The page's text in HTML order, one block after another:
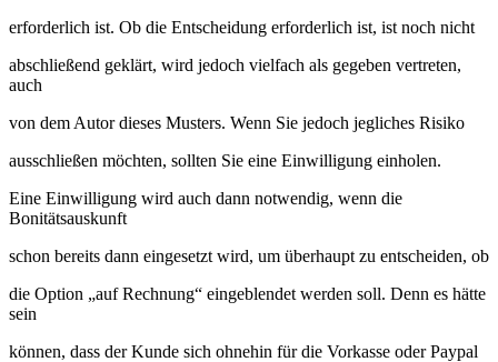
erforderlich ist. Ob die Entscheidung erforderlich ist, ist noch nicht
abschließend geklärt, wird jedoch vielfach als gegeben vertreten,
auch
von dem Autor dieses Musters. Wenn Sie jedoch jegliches Risiko
ausschließen möchten, sollten Sie eine Einwilligung einholen.
Eine Einwilligung wird auch dann notwendig, wenn die
Bonitätsauskunft
schon bereits dann eingesetzt wird, um überhaupt zu entscheiden, ob
die Option „auf Rechnung“ eingeblendet werden soll. Denn es hätte
sein
können, dass der Kunde sich ohnehin für die Vorkasse oder Paypal